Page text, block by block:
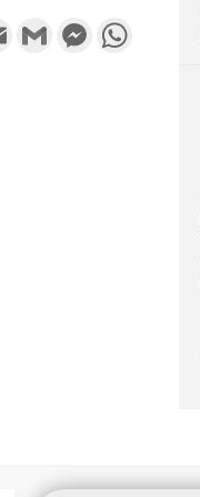
Email Gmail Messenger